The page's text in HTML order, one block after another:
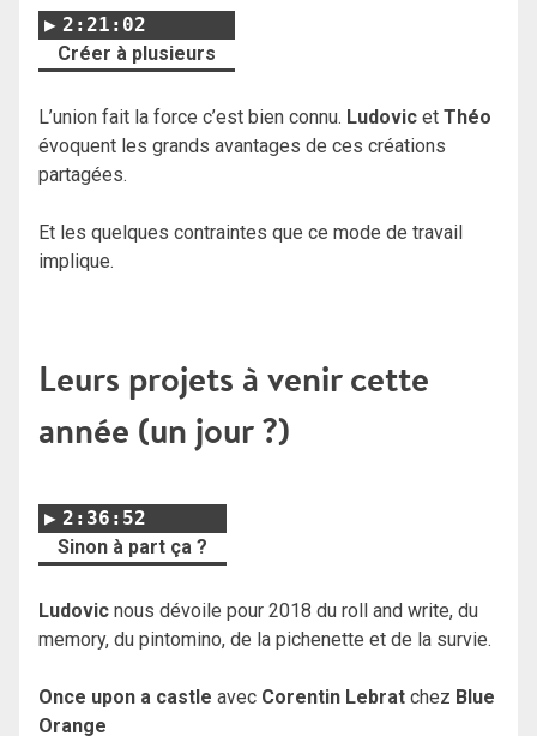
2:21:02
Créer à plusieurs
L’union fait la force c’est bien connu. Ludovic et Théo
évoquent les grands avantages de ces créations
partagées.
Et les quelques contraintes que ce mode de travail
implique.
Leurs projets à venir cette
année (un jour ?)
2:36:52
Sinon à part ça ?
Ludovic nous dévoile pour 2018 du roll and write, du
memory, du pintomino, de la pichenette et de la survie.
Once upon a castle avec Corentin Lebrat chez Blue
Orange